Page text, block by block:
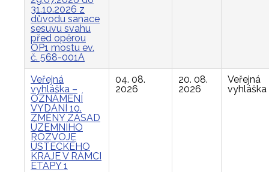
31.10.2026 z
důvodu sanace
sesuvu svahu
před opěrou
OP1 mostu ev.
č. 568-001A
Veřejná
vyhláška –
OZNÁMENÍ
VYDÁNÍ 10.
ZMĚNY ZÁSAD
ÚZEMNÍHO
ROZVOJE
ÚSTECKÉHO
KRAJE V RÁMCI
ETAPY 1
04. 08.
2026
20. 08.
2026
Veřejná
vyhláška